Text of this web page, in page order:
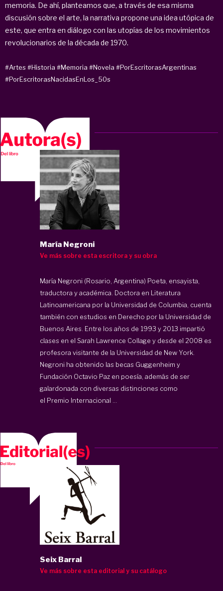
memoria. De ahí, planteamos que, a través de esa misma
discusión sobre el arte, la narrativa propone una idea utópica de
este, que entra en diálogo con las utopías de los movimientos
revolucionarios de la década de 1970.
#Artes #Historia #Memoria #Novela #PorEscritorasArgentinas
#PorEscritorasNacidasEnLos_50s
María Negroni
Ve más sobre esta escritora y su obra
María Negroni (Rosario, Argentina) Poeta, ensayista,
traductora y académica. Doctora en Literatura
Latinoamericana por la Universidad de Columbia, cuenta
también con estudios en Derecho por la Universidad de
Buenos Aires. Entre los años de 1993 y 2013 impartió
clases en el Sarah Lawrence Collage y desde el 2008 es
profesora visitante de la Universidad de New York.
Negroni ha obtenido las becas Guggenheim y
Fundación Octavio Paz en poesía, además de ser
galardonada con diversas distinciones como
el Premio Internacional ...
Seix Barral
Ve más sobre esta editorial y su catálogo